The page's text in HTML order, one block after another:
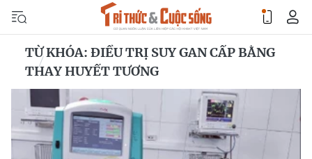
TỪ KHÓA: ĐIỀU TRỊ SUY GAN CẤP BẰNG
THAY HUYẾT TƯƠNG